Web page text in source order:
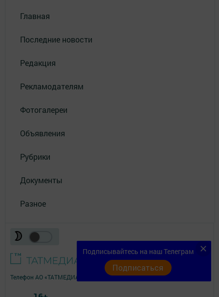
Главная
Последние новости
Редакция
Рекламодателям
Фотогалереи
Объявления
Рубрики
Документы
Разное
Подписывайтесь на наш Телеграм
Подписаться
Телефон АО «ТАТМЕДИА»: (843) 222 09 84